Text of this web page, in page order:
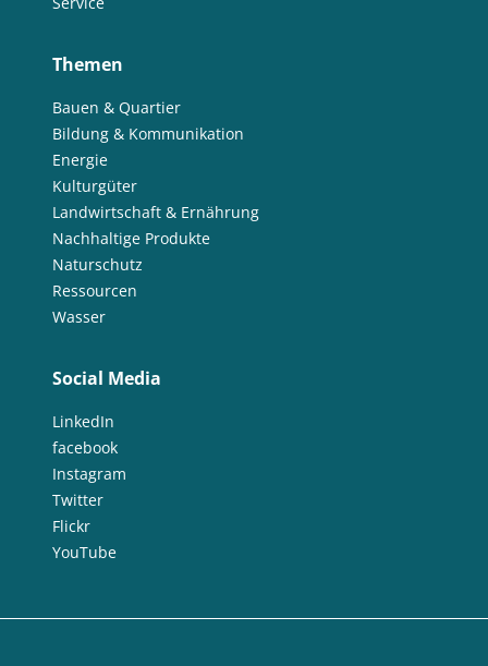
Themen
Bauen & Quartier
Bildung & Kommunikation
Energie
Kulturgüter
Landwirtschaft & Ernährung
Nachhaltige Produkte
Naturschutz
Ressourcen
Wasser
Social Media
LinkedIn
facebook
Instagram
Twitter
Flickr
YouTube